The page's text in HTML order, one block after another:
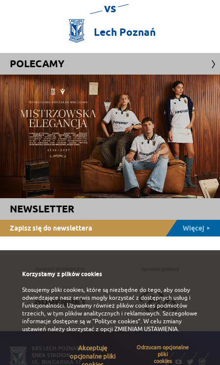
vs
Lech Poznań
POLECAMY
NEWSLETTER
Zapisz się do newslettera Więcej
KKS LECH POZNAŃ S.A.
ENEA STADION
UL. BUŁGARSKA 17
Korzystamy z plików cookies
Stosujemy pliki cookies, które są niezbędne do tego, aby osoby
odwiedzające nasz serwis mogły korzystać z dostępnych usług i
funkcjonalności. Używamy również plików cookies podmiotów
trzecich, w tym plików analitycznych i reklamowych. Szczegołowe
informacje dostępne są w"Polityce cookies". W celu zmiany
ustawień należy skorzystać z opcji ZMIENIAM USTAWIENIA.
Akceptuję
opcjonalne pliki
Odrzucam opcjonalne
pliki
cookies